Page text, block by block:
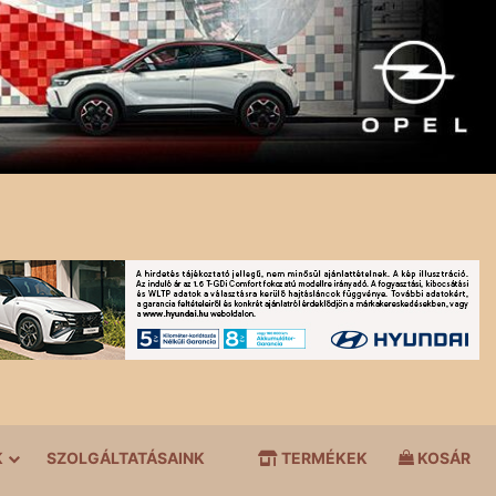
SZOLGÁLTATÁSAINK TERMÉKEK KOSÁR